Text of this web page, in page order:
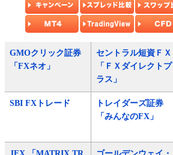
GMOクリック証券
「FXネオ」
セントラル短資ＦＸ
「ＦＸダイレクトプ
ラス」
SBI FXトレード
トレイダーズ証券
「みんなのFX」